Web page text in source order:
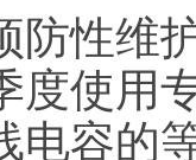
防性维
度使用
电容的